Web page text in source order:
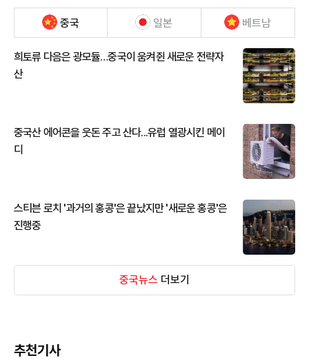
중국 일본 베트남
희토류 다음은 광모듈…중국이 움켜쥔 새로운 전략자
산
중국산 에어콘을 웃돈 주고 산다...유럽 열광시킨 메이
디
스티븐 로치 '과거의 홍콩'은 끝났지만 '새로운 홍콩'은
진행중
중국뉴스 더보기
추천기사